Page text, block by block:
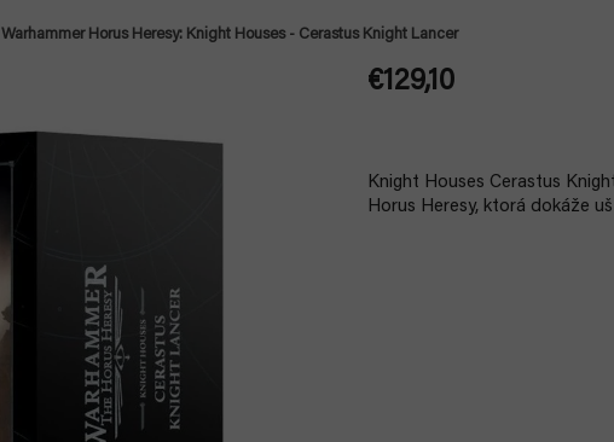
Warhammer Horus Heresy: Knight Houses - Cerastus Knight Lancer
€129,10
Knight Houses Cerastus
Horus Heresy, ktorá dokáže